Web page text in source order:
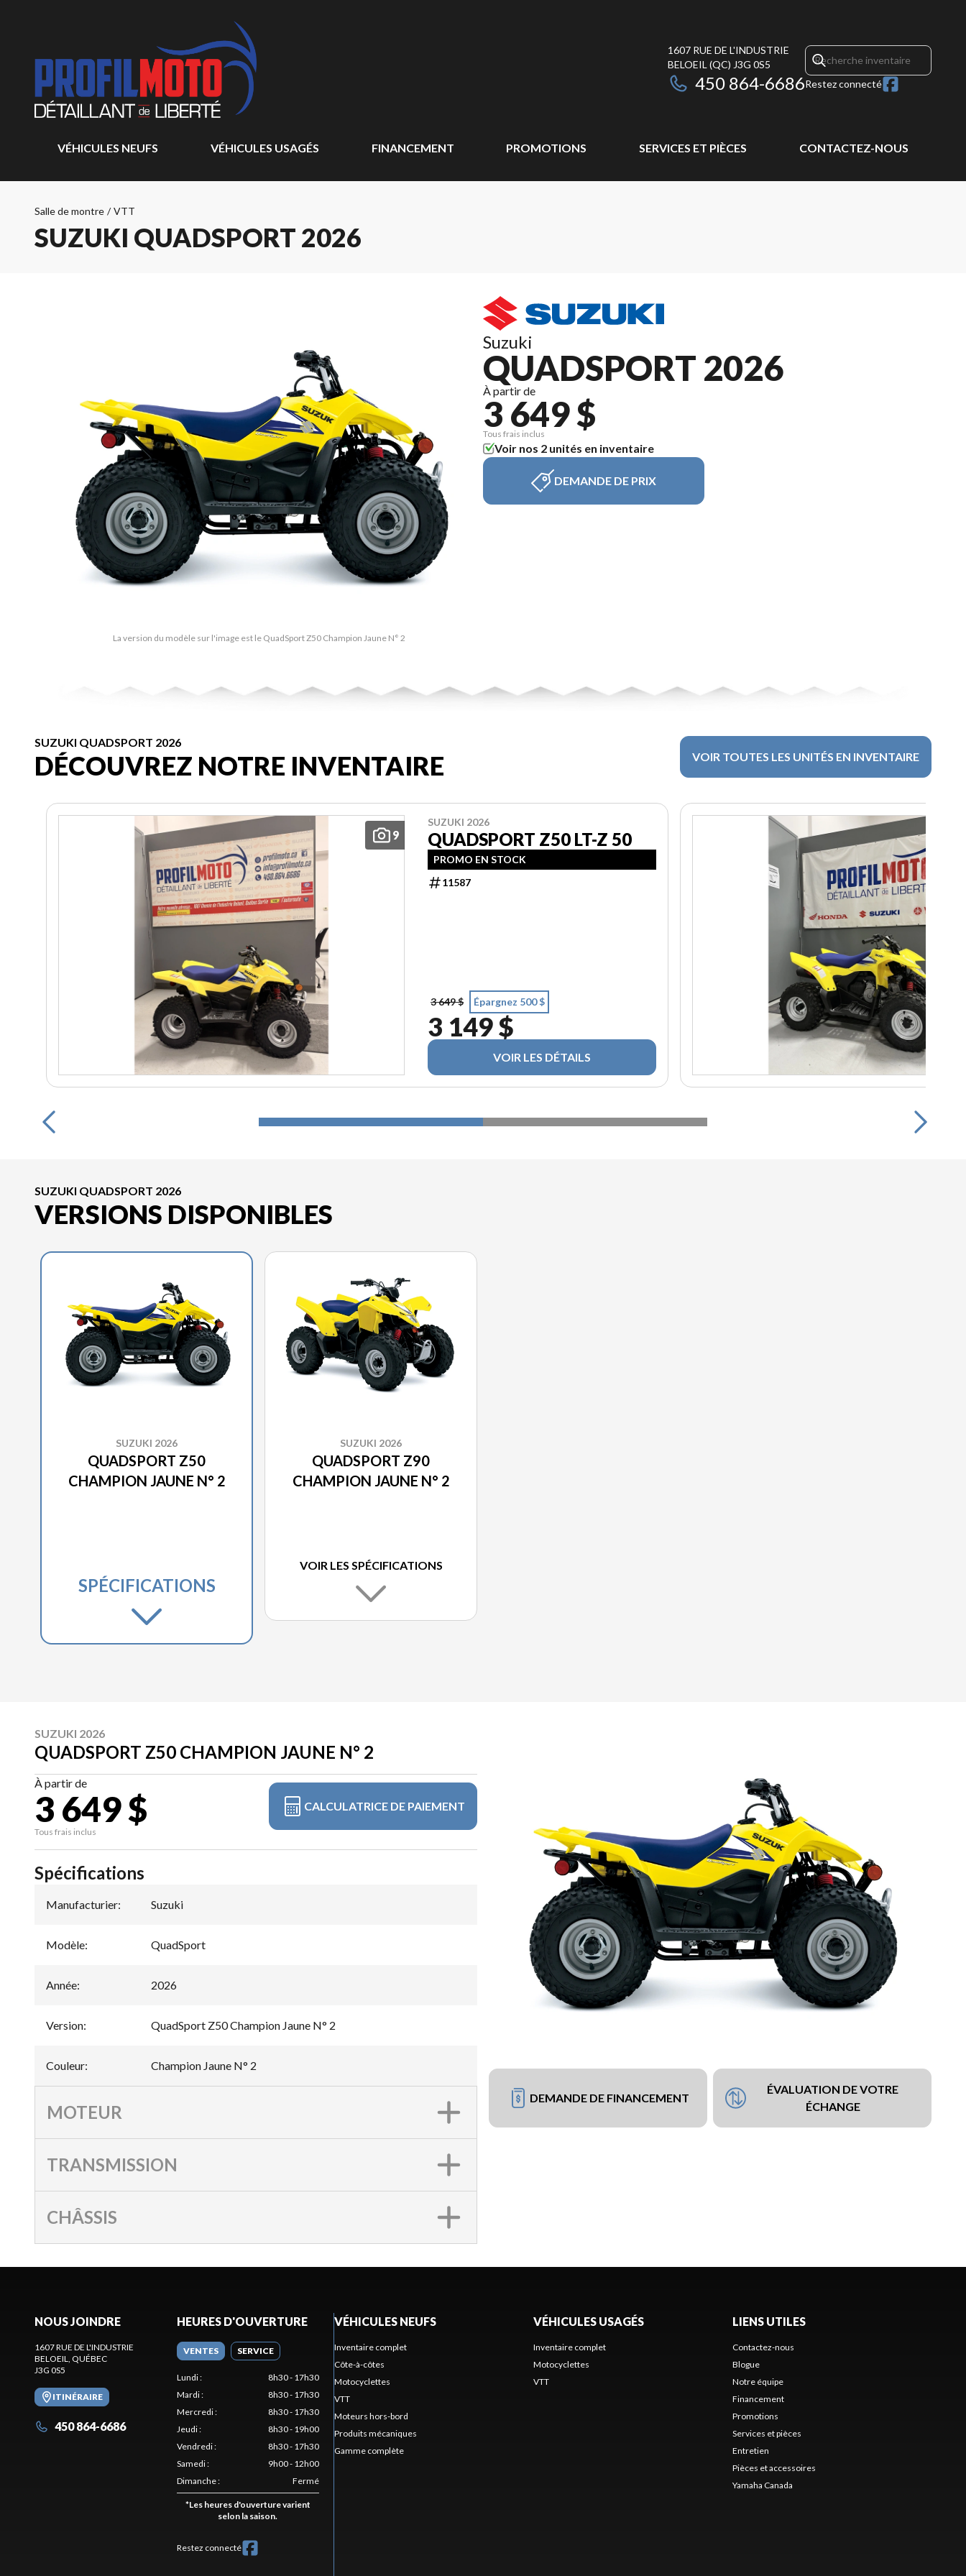
1607 RUE DE L'INDUSTRIE
BELOEIL (QC) J3G 0S5
450 864-6686Restez connecté
VÉHICULES NEUFS VÉHICULES USAGÉS FINANCEMENT PROMOTIONS SERVICES ET PIÈCES CONTACTEZ-NOUS
Salle de montre / VTT
SUZUKI QUADSPORT 2026
La version du modèle sur l'image est le QuadSport Z50 Champion Jaune N° 2
Suzuki
QUADSPORT 2026
À partir de
3 649 $
Tous frais inclus
Voir nos 2 unités en inventaire
DEMANDE DE PRIX
SUZUKI QUADSPORT 2026
DÉCOUVREZ NOTRE INVENTAIRE VOIR TOUTES LES UNITÉS EN INVENTAIRE
9
SUZUKI 2026
QUADSPORT Z50 LT-Z 50
PROMO EN STOCK
11587
3 649 $ Épargnez 500 $
3 149 $
VOIR LES DÉTAILS
SUZUKI QUADSPORT 2026
VERSIONS DISPONIBLES
SUZUKI 2026
QUADSPORT Z50
CHAMPION JAUNE N° 2
SPÉCIFICATIONS
SUZUKI 2026
QUADSPORT Z90
CHAMPION JAUNE N° 2
VOIR LES SPÉCIFICATIONS
SUZUKI 2026
QUADSPORT Z50 CHAMPION JAUNE N° 2
À partir de
3 649 $
Tous frais inclus
CALCULATRICE DE PAIEMENT
DEMANDE DE FINANCEMENT
ÉVALUATION DE VOTRE
ÉCHANGE
Spécifications
Manufacturier: Suzuki
Modèle: QuadSport
Année: 2026
Version: QuadSport Z50 Champion Jaune N° 2
Couleur: Champion Jaune N° 2
MOTEUR
TRANSMISSION
CHÂSSIS
NOUS JOINDRE
1607 RUE DE L'INDUSTRIE
BELOEIL , QUÉBEC
J3G 0S5
ITINÉRAIRE
450 864-6686
HEURES D'OUVERTURE
VENTES SERVICE
Lundi:
8h30 - 17h30
Mardi:
8h30 - 17h30
Mercredi:
8h30 - 17h30
Jeudi:
8h30 - 19h00
Vendredi:
8h30 - 17h30
Samedi:
9h00 - 12h00
Dimanche: Fermé
*Les heures d'ouverture varient
selon la saison.
Restez connecté
VÉHICULES NEUFS
Inventaire complet
Côte-à-côtes
Motocyclettes
VTT
Moteurs hors-bord
Produits mécaniques
Gamme complète
VÉHICULES USAGÉS
Inventaire complet
Motocyclettes
VTT
LIENS UTILES
Contactez-nous
Blogue
Notre équipe
Financement
Promotions
Services et pièces
Entretien
Pièces et accessoires
Yamaha Canada